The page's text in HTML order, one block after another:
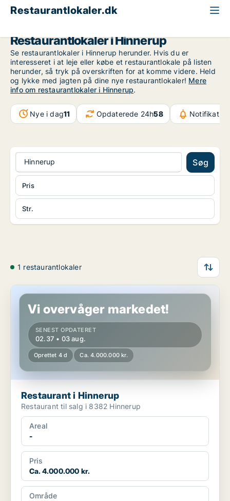
Restaurantlokaler.dk
Restaurantlokaler i Hinnerup
Se restaurantlokaler i Hinnerup herunder. Hvis du er
interesseret i at leje eller købe et restaurantlokale på listen
herunder, så tryk på overskriften for at komme videre. Held
og lykke med jagten på dine nye restaurantlokaler! Mere
info om restaurantlokaler i Hinnerup.
Nye i dag11 Opdaterede 24h58
Hinnerup Søg
Str.
Pris
1 restaurantlokaler
Restaurant i Hinnerup
Vi overvåger markedet!
SENEST OPDATERET
02.37 • 03 aug.
Oprettet 4 d Ca. 4.000.000 kr.
Restaurant i Hinnerup
Restaurant til salg i 8382 Hinnerup
Areal
-
Pris
Ca. 4.000.000 kr.
Område